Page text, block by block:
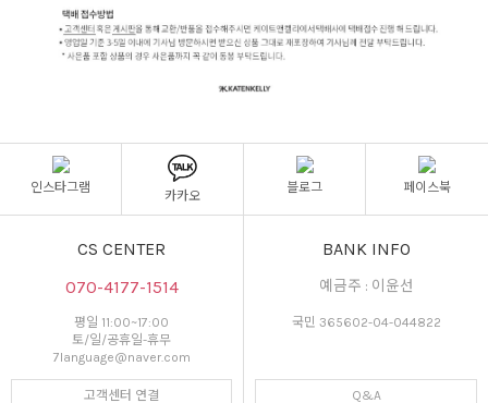
인스타그램
카카오
블로그 페이스북
CS CENTER
070-4177-1514
평일 11:00~17:00
토/일/공휴일-휴무
7language@naver.com
고객센터 연결
BANK INFO
예금주 : 이윤선
국민 365602-04-044822
Q&A